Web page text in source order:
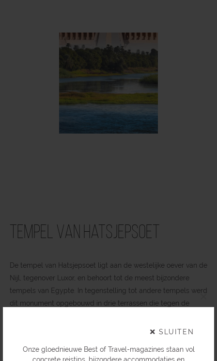
SLUITEN
Onze gloednieuwe Best of Travel-magazines staan vol
×
Tempel van Hatsjepsoet
De tempel van Hatsjepsoet ligt aan de westelijke oever van de
Nijl, tegenover Luxor, en behoort tot de meest bijzondere
tempels van Egypte. In tegenstelling tot andere tempels werd
dit monument opgebouwd in drie terrassen die tegen de
Hatsjepsoet, een van de weinige vrouwelijke heersers van het
verhaal van haar regeerperiode, handelsreizen en religieuze